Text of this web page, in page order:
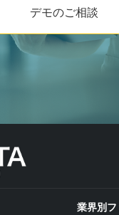
デモのご相談
業界別